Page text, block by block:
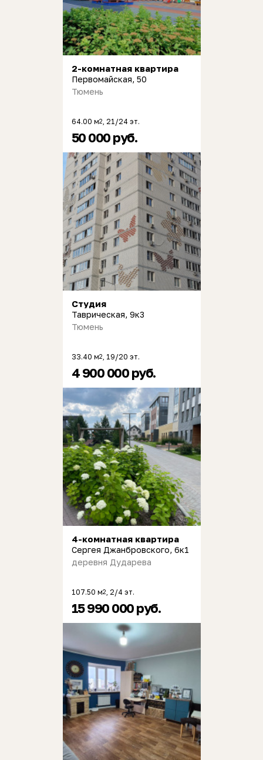
2-комнатная квартира
Первомайская, 50
Тюмень
64.00 м2 , 21/24 эт.
50 000 руб.
Студия
Таврическая, 9к3
Тюмень
33.40 м2 , 19/20 эт.
4 900 000 руб.
4-комнатная квартира
Сергея Джанбровского, 6к1
деревня Дударева
107.50 м2 , 2/4 эт.
15 990 000 руб.